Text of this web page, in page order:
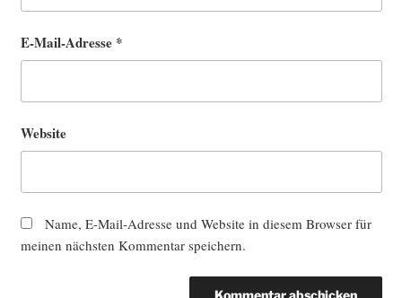
E-Mail-Adresse *
Website
Name, E-Mail-Adresse und Website in diesem Browser für
meinen nächsten Kommentar speichern.